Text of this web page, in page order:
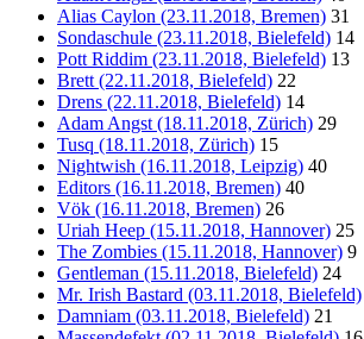
Alias Caylon (23.11.2018, Bremen) 31
Sondaschule (23.11.2018, Bielefeld) 14
Pott Riddim (23.11.2018, Bielefeld) 13
Brett (22.11.2018, Bielefeld) 22
Drens (22.11.2018, Bielefeld) 14
Adam Angst (18.11.2018, Zürich) 29
Tusq (18.11.2018, Zürich) 15
Nightwish (16.11.2018, Leipzig) 40
Editors (16.11.2018, Bremen) 40
Vök (16.11.2018, Bremen) 26
Uriah Heep (15.11.2018, Hannover) 25
The Zombies (15.11.2018, Hannover) 9
Gentleman (15.11.2018, Bielefeld) 24
Mr. Irish Bastard (03.11.2018, Bielefeld)
Damniam (03.11.2018, Bielefeld) 21